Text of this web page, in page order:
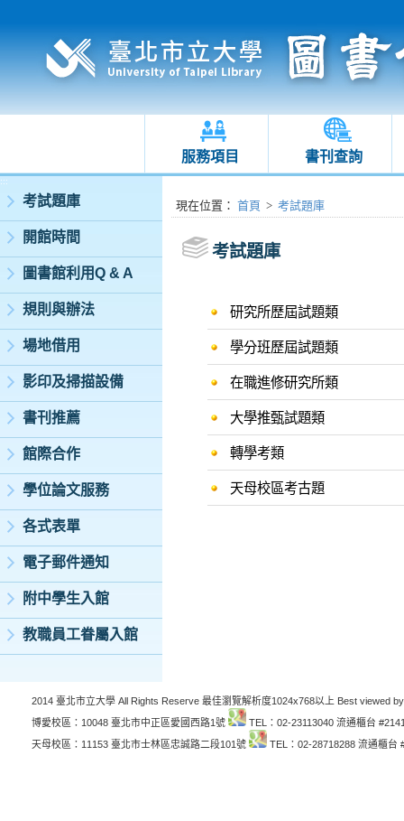
服務項目 書刊查詢
:::
考試題庫
開館時間
圖書館利用Q & A
規則與辦法
場地借用
影印及掃描設備
書刊推薦
館際合作
學位論文服務
各式表單
電子郵件通知
附中學生入館
教職員工眷屬入館
:::現在位置 ： 首頁 > 考試題庫
考試題庫
研究所歷屆試題類
學分班歷屆試題類
在職進修研究所類
大學推甄試題類
轉學考類
天母校區考古題
2014 臺北市立大學 All Rights Reserve 最佳瀏覽解析度1024x768以上 Best viewed
博愛校區：10048 臺北市中正區愛國西路1號
TEL：02-23113040 流通櫃台
天母校區：11153 臺北市士林區忠誠路二段101號
TEL：02-28718288 流通櫃台